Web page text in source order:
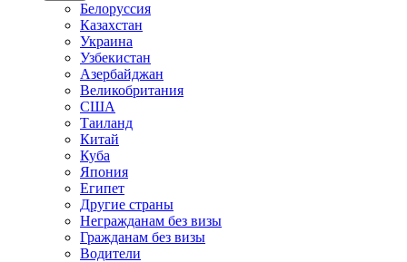
Белоруссия
Казахстан
Украина
Узбекистан
Азербайджан
Великобритания
США
Таиланд
Китай
Куба
Япония
Египет
Другие страны
Негражданам без визы
Гражданам без визы
Водители